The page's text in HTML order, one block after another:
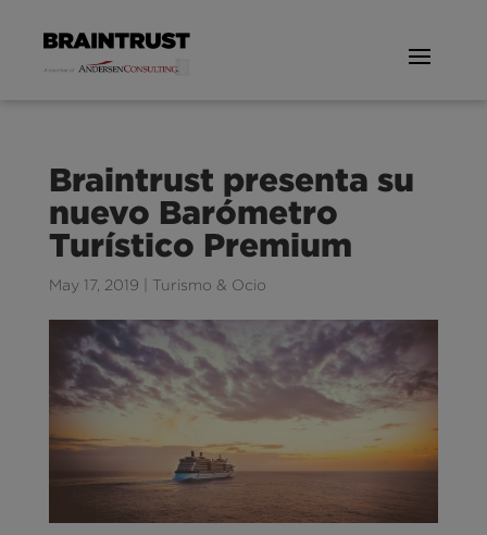
Braintrust presenta su
nuevo Barómetro
Turístico Premium
May 17, 2019 Turismo & Ocio